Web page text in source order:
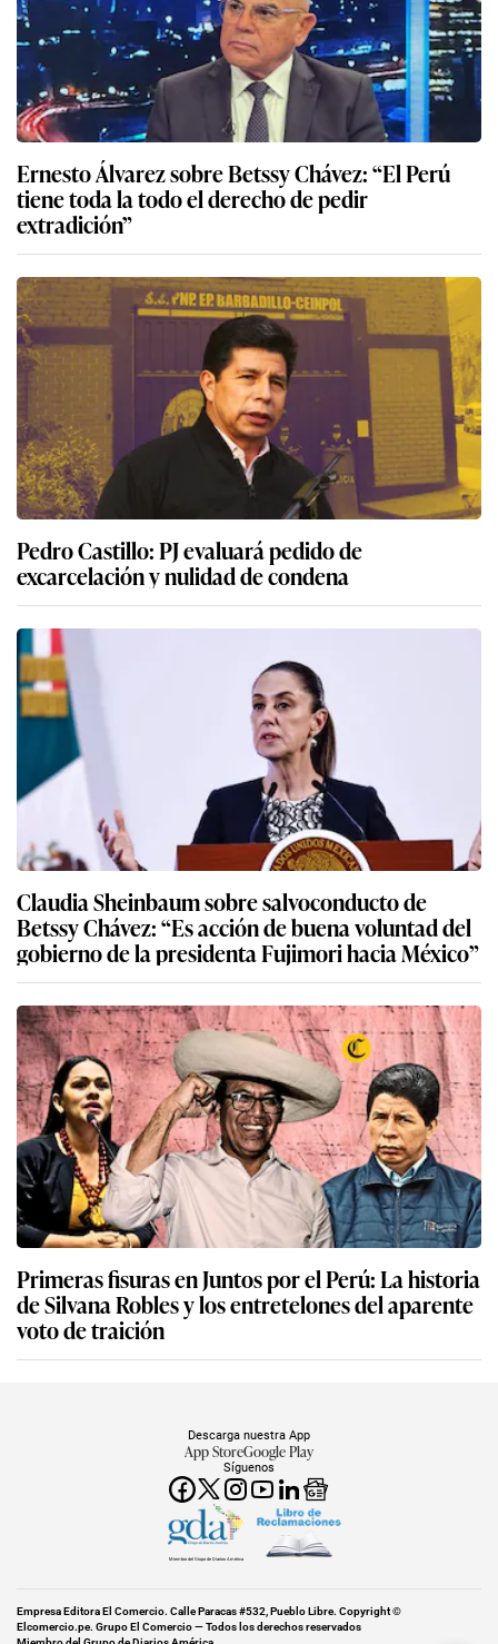
Ernesto Álvarez sobre Betssy Chávez: “El Perú
tiene toda la todo el derecho de pedir
extradición”
Pedro Castillo: PJ evaluará pedido de
excarcelación y nulidad de condena
Claudia Sheinbaum sobre salvoconducto de
Betssy Chávez: “Es acción de buena voluntad del
gobierno de la presidenta Fujimori hacia México”
Primeras fisuras en Juntos por el Perú: La historia
de Silvana Robles y los entretelones del aparente
voto de traición
Síguenos
Descarga nuestra App
App StoreGoogle Play
Miembro del Grupo de Diarios América
Empresa Editora El Comercio. Calle Paracas #532, Pueblo Libre. Copyright ©
Elcomercio.pe. Grupo El Comercio — Todos los derechos reservados